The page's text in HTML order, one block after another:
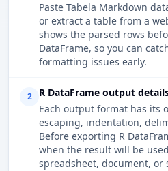
Paste Tabela Markdown
or extract a table from a
shows the parsed rows
DataFrame, so you can
formatting issues early.
2
R DataFrame output
Each output format has its
escaping, indentation,
Before exporting R
when the result will be
spreadsheet, document, or